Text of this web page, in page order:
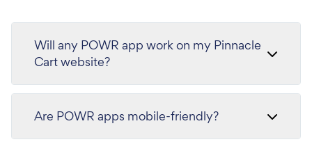
Will any POWR app work on my Pinnacle
Cart website?
Are POWR apps mobile-friendly?